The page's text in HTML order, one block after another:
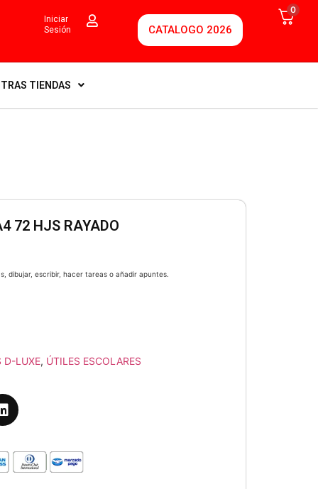
Iniciar
Sesión
CATALOGO 2026
0
TIENDAS
72 HJS RAYADO
dibujar, escribir, hacer tareas o añadir apuntes.
D-LUXE, ÚTILES ESCOLARES